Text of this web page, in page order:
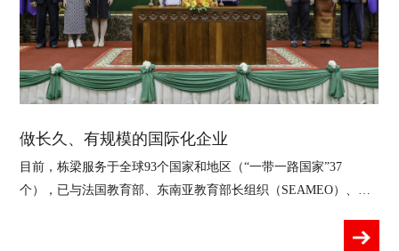
做长久、有规模的国际化企业
目前，栋梁服务于全球93个国家和地区（“一带一路国家”37
个），已与法国教育部、东南亚教育部长组织（SEAMEO）、泰
寨劳工与职业教育部等20余个国家的相关机构建立合作交流机